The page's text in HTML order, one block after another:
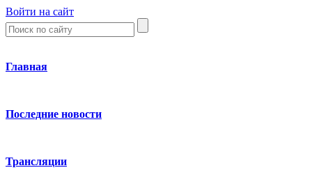
Войти на сайт
Главная
Последние новости
Трансляции